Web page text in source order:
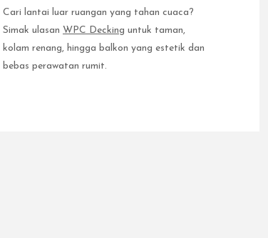
Cari lantai luar ruangan yang tahan cuaca?
Simak ulasan WPC Decking untuk taman,
kolam renang, hingga balkon yang estetik dan
bebas perawatan rumit.